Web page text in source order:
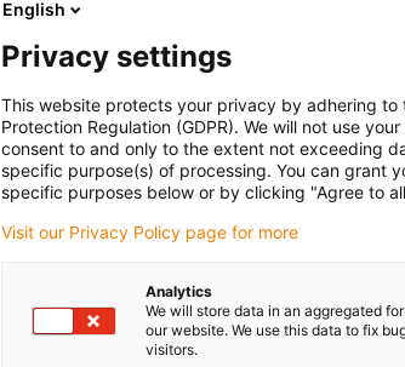
Hodnoty v zátěžovém
a vzdálenost jízdy a určit
Černá čára v zátěžovém
vůli. Zvětší-li se jízdní vzdálenost
křivka).
1,5
Objevte energetické
English
Privacy settings
This website protects your privacy by adhering to
Protection Regulation (GDPR). We will not use
consent to and only to the extent not exceeding
specific purpose(s) of processing. You can grant
specific purposes below or by clicking "Agree to
Visit our Privacy Policy page for more
Analytics
We will store data in an aggregated
our website. We use this data to fix
visitors.